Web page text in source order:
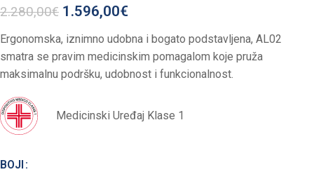
2.280,00€ 1.596,00€
Ergonomska, iznimno udobna i bogato podstavljena, AL02
smatra se pravim medicinskim pomagalom koje pruža
maksimalnu podršku, udobnost i funkcionalnost.
Medicinski Uređaj Klase 1
BOJI